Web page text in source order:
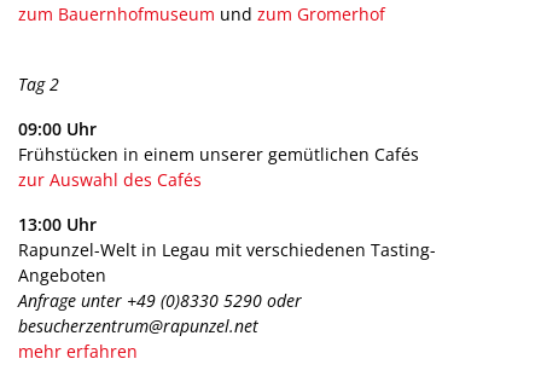
zum Bauernhofmuseum und zum Gromerhof
Tag 2
09:00 Uhr
Frühstücken in einem unserer gemütlichen Cafés
zur Auswahl des Cafés
13:00 Uhr
Rapunzel-Welt in Legau mit verschiedenen Tasting-
Angeboten
Anfrage unter +49 (0)8330 5290 oder
besucherzentrum@rapunzel.net
mehr erfahren